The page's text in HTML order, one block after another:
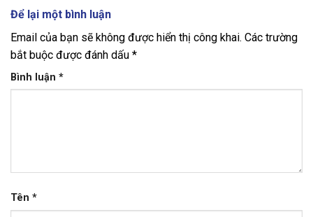
Để lại một bình luận
Email của bạn sẽ không được hiển thị công khai. Các trường
bắt buộc được đánh dấu *
Bình luận *
Tên *